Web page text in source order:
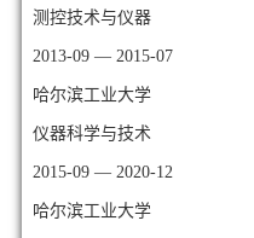
测控技术与仪器
2013-09 — 2015-07
哈尔滨工业大学
仪器科学与技术
2015-09 — 2020-12
哈尔滨工业大学